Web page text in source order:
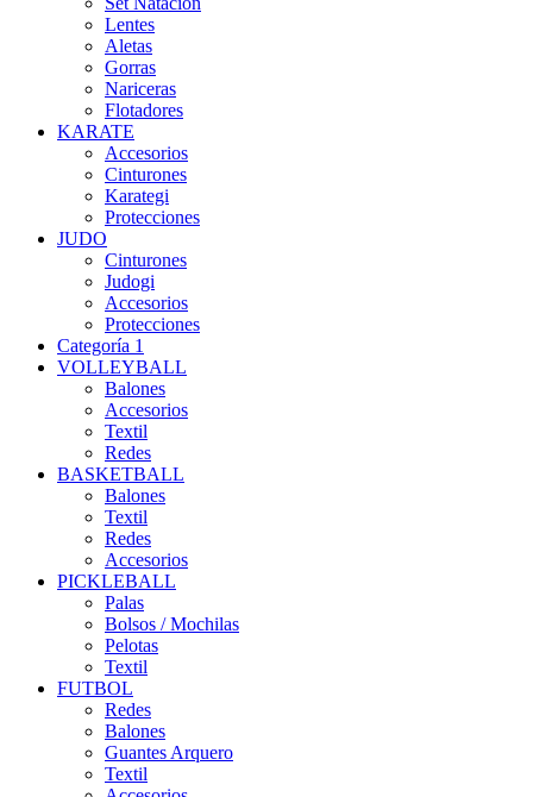
Lentes
Aletas
Gorras
Nariceras
Flotadores
KARATE
Accesorios
Cinturones
Karategi
Protecciones
JUDO
Cinturones
Judogi
Accesorios
Protecciones
Categoría 1
VOLLEYBALL
Balones
Accesorios
Textil
Redes
BASKETBALL
Balones
Textil
Redes
Accesorios
PICKLEBALL
Palas
Bolsos / Mochilas
Pelotas
Textil
FUTBOL
Redes
Balones
Guantes Arquero
Textil